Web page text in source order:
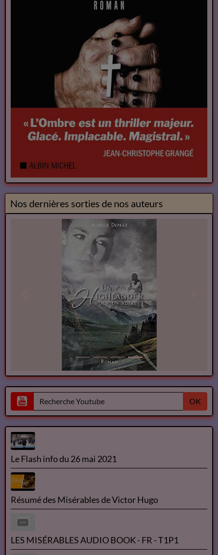
Nos dernières sorties de nos auteurs
OK
Le Flash info du 26 mai 2021
Résumé des Misérables de Victor Hugo
LES MISÉRABLES AUDIO BOOK - FR - T1P1